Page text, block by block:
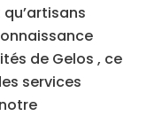
de Gelos , ce
services